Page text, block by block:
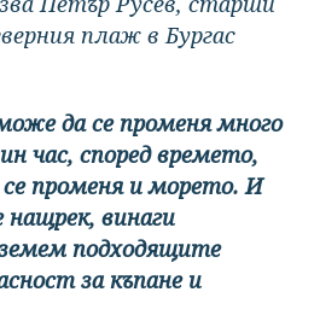
плаж в Бургас
да се променя много
час, според времето,
се променя и морето. И
винаги
подходящите
за къпане и